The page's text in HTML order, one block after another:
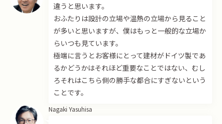
違うと思います。
おふたりは設計の立場や温熱の立場から見ること
が多いと思いますが、僕はもっと一般的な立場か
らいつも見ています。
極端に言うとお客様にとって建材がドイツ製であ
るかどうかはそれほど重要なことではない、むし
ろそれはこちら側の勝手な都合にすぎないという
ことです。
Nagaki Yasuhisa